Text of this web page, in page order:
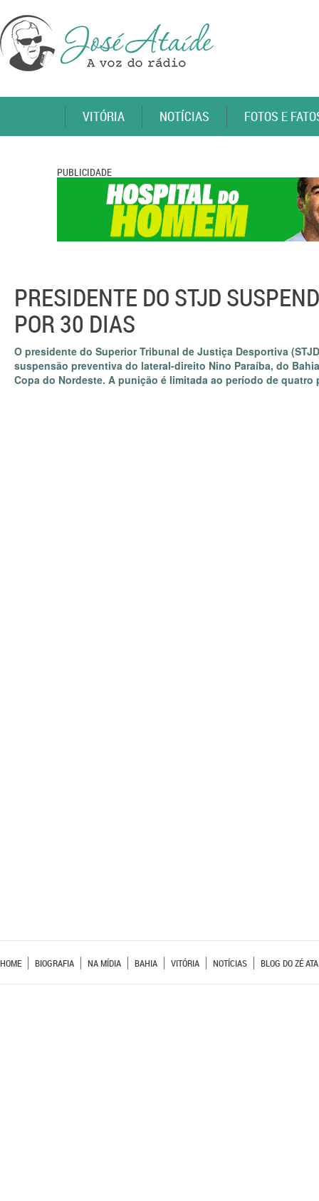
VITÓRIA NOTÍCIAS FOTOS E
PUBLICIDADE
PRESIDENTE DO STJD
POR 30 DIAS
O presidente do Superior Tribunal de Justiça Desportiva
suspensão preventiva do lateral-direito Nino Paraíba, do
Copa do Nordeste. A punição é limitada ao período de quatro
HOME BIOGRAFIA NA MÍDIA BAHIA VITÓRIA NOTÍCIAS BLOG DO ZÉ